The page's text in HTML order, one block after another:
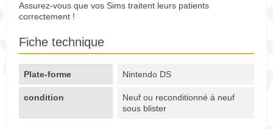
Assurez-vous que vos Sims traitent leurs patients
correctement !
Fiche technique
Plate-forme Nintendo DS
condition
Neuf ou reconditionné à neuf
sous blister